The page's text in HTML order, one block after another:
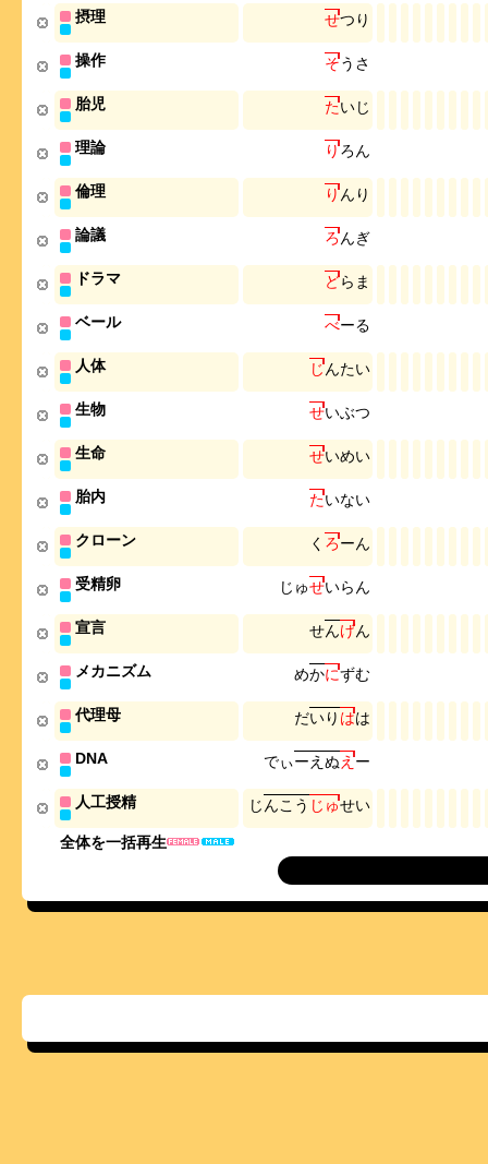
全体を一括再生
摂理 せつ り
操作 そう さ
胎児 たいじ
理論 りろ ん
倫理 りん り
論議 ろんぎ
ドラマ どら ま
ベール べーる
人体 じんたい
生物 せいぶつ
生命 せいめい
胎内 たいない
クローン く ろーん
受精卵 じ ゅせいら ん
宣言 せんげん
メカニズム めかにずむ
代理母 だいり はは
DNA でぃーえ ぬえー
人工授精 じ んこ う じ ゅせい